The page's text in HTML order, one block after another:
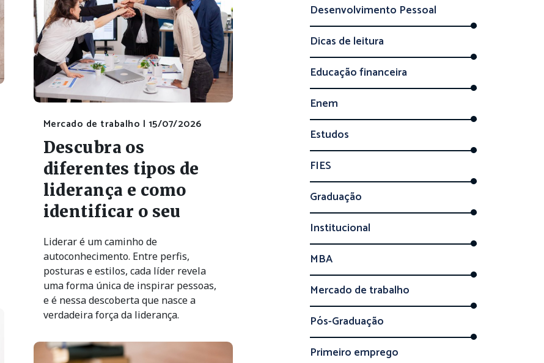
Mercado de trabalho | 15/07/2026
Descubra os
diferentes tipos de
liderança e como
identificar o seu
Liderar é um caminho de
autoconhecimento. Entre perfis,
posturas e estilos, cada líder revela
uma forma única de inspirar pessoas,
e é nessa descoberta que nasce a
verdadeira força da liderança.
Desenvolvimento Pessoal
Dicas de leitura
Educação financeira
Enem
Estudos
FIES
Graduação
Institucional
MBA
Mercado de trabalho
Pós-Graduação
Primeiro emprego